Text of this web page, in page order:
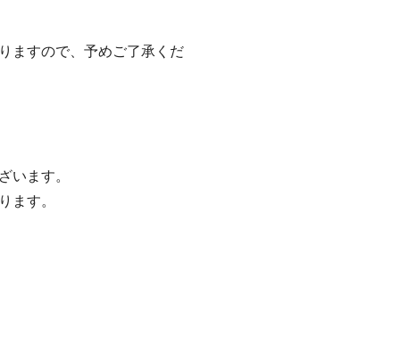
ますので、予めご了承くだ
ます。
す。